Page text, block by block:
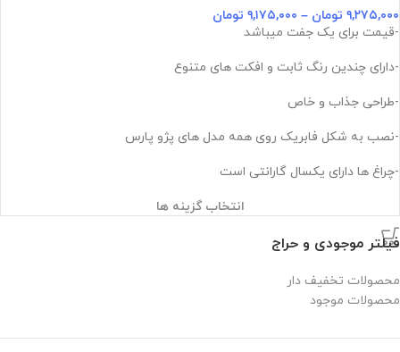
فیلتر موجودی و حراج
محصولات تخفیف دار
محصولات موجود
۹,۲۷۵,۰۰۰ تومان – ۹,۱۷۵,۰۰۰ تومان
-قیمت برای یک جفت میباشد
-دارای چندین رنگ ثابت و افکت های متنوع
-طراحی جذاب و خاص
-نصب به شکل فابریک روی همه مدل های پژو پارس
-چراغ ها دارای یکسال گارانتی است
انتخاب گزینه ها